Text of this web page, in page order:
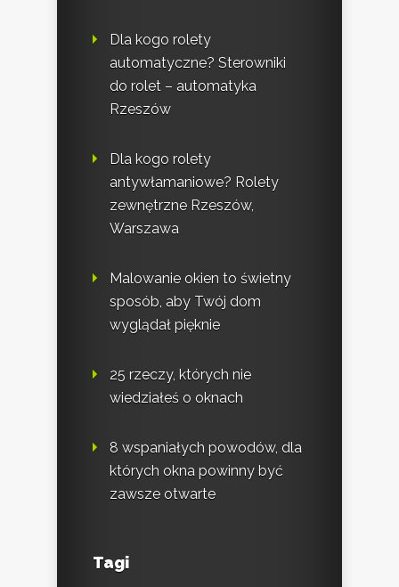
Dla kogo rolety
automatyczne? Sterowniki
do rolet – automatyka
Rzeszów
Dla kogo rolety
antywłamaniowe? Rolety
zewnętrzne Rzeszów,
Warszawa
Malowanie okien to świetny
sposób, aby Twój dom
wyglądał pięknie
25 rzeczy, których nie
wiedziałeś o oknach
8 wspaniałych powodów, dla
których okna powinny być
zawsze otwarte
Tagi